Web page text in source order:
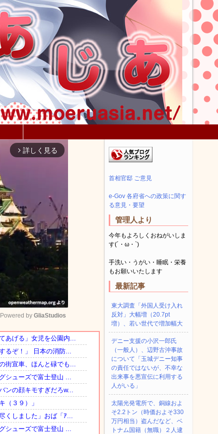
arrow_forward_ios 詳しく見る
Mute
Powered by GliaStudios
首相官邸 ご意見
e-Gov 各府省への政策に関す
る意見・要望
管理人より
今年もよろしくおねがいしま
す(´・ω・`)
手洗い・うがい・睡眠・栄養
もお願いいたします
最新記事
東大調査「外国人受け入れ
反対」大幅増（20.7pt
増）、若い世代で増加幅大
デニー支援の小沢一郎氏
（一般人）、辺野古沖事故
について「玉城デニー知事
の責任ではないが、不幸な
出来事を悪宣伝に利用する
人がいる」
太陽光発電所で、銅線およ
そ2.2トン（時価およそ330
万円相当）盗んだなど、ベ
トナム国籍（無職）２人逮